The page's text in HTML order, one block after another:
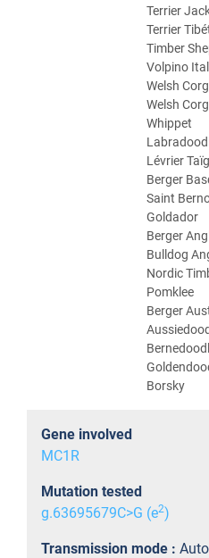
Terrier
Terrier
Timber
Volpino
Welsh
Welsh
Whippet
Lévrier
Berger
Saint
Goldador
Berger
Bulldog
Nordic
Pomklee
Berger
Borsky
Gene involved
MC1R
Mutation tested
g.63695679C>G (e2)
Transmission mode :